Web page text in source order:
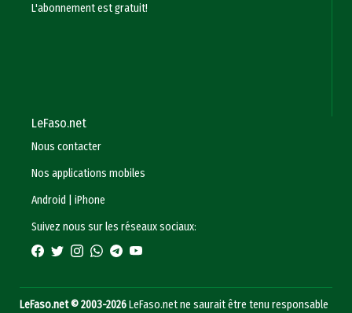
L'abonnement est gratuit!
LeFaso.net
Nous contacter
Nos applications mobiles
Android
|iPhone
Suivez nous sur les réseaux sociaux:
LeFaso.net © 2003-2026LeFaso.net ne saurait être tenu responsable